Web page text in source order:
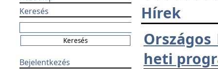
Keresés
Bejelentkezés
Hírek
Országos
heti